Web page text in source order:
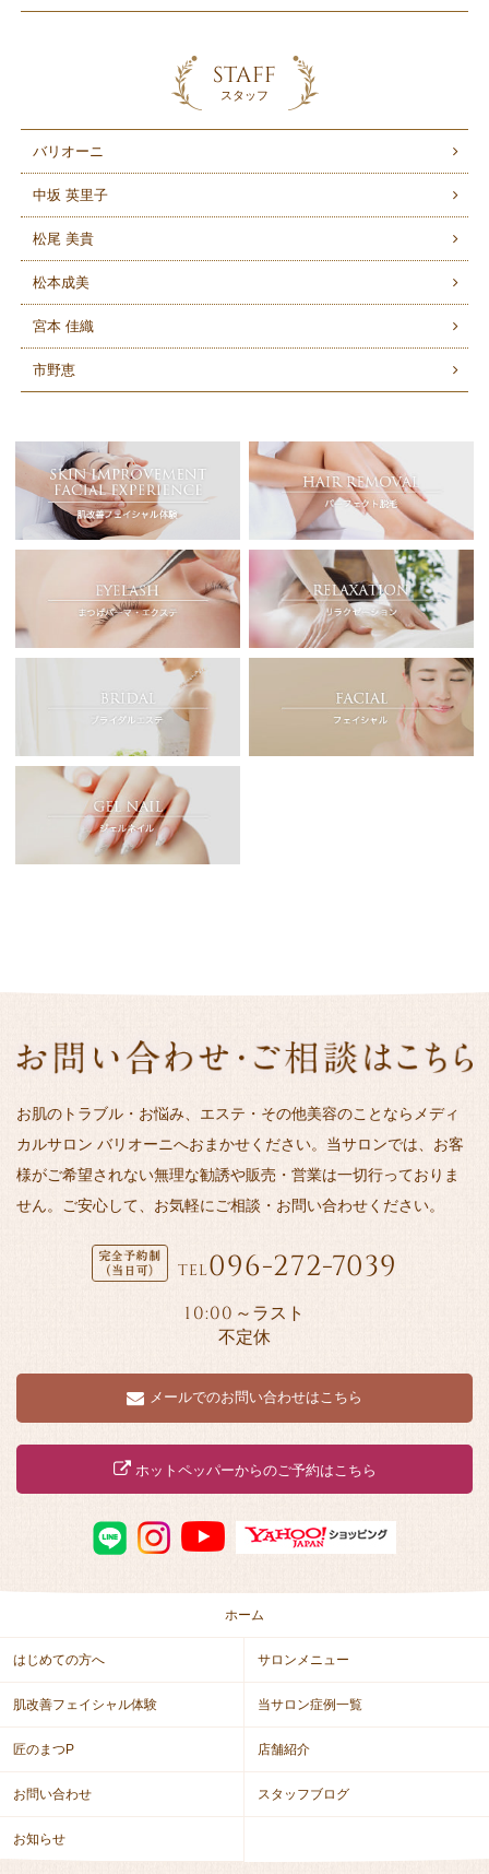
STAFF
スタッフ
バリオーニ
中坂 英里子
松尾 美貴
松本成美
宮本 佳織
市野恵
お肌のトラブル・お悩み、エステ・その他美容のことならメディ
カルサロン バリオーニへおまかせください。当サロンでは、お客
様がご希望されない無理な勧誘や販売・営業は一切行っておりま
せん。ご安心して、お気軽にご相談・お問い合わせください。
TEL096-272-7039
10:00 ～ラスト
不定休
メールでのお問い合わせはこちら
ホットペッパーからのご予約はこちら
ホーム
はじめての方へ サロンメニュー
肌改善フェイシャル体験 当サロン症例一覧
匠のまつP 店舗紹介
お問い合わせ スタッフブログ
お知らせ